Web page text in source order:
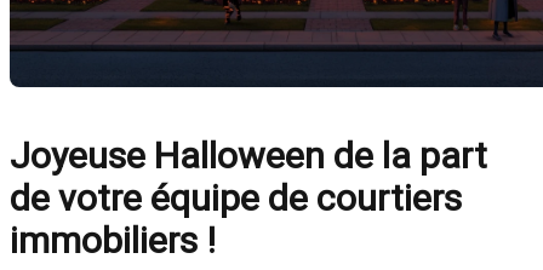
Joyeuse Halloween de la part
de votre équipe de courtiers
immobiliers !